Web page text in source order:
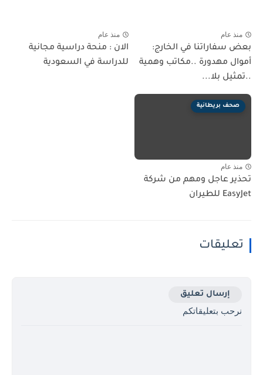
منذ عام
بعض سفاراتنا في الخارج:
أموال مهدورة ..مكاتب وهمية
..تمثيل بلا...
منذ عام
الان : منحة دراسية مجانية
للدراسة في السعودية
صحف بريطانية
منذ عام
تحذير عاجل ومهم من شركة
EasyJet للطيران
تعليقات
إرسال تعليق
نرحب بتعليقاتكم